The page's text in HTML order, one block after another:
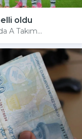
oldu
A Takım...